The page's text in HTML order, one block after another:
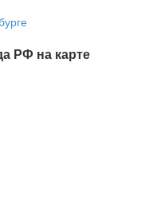
РФ на карте